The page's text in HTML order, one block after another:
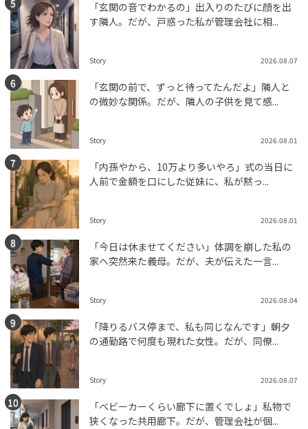
「玄関の音でわかるの」出入りのたびに顔を出
す隣人。だが、戸惑った私が管理会社に相...
Story 2026.08.07
「玄関の前で、ずっと待ってたんだよ」隣人と
の微妙な関係。だが、隣人の子供を見て感...
Story 2026.08.01
「内孫やから、10万より多いやろ」式の当日に
人前で金額を口にした従妹に、私が黙っ...
Story 2026.08.01
「今日は休ませてください」体調を崩した私の
家へ突然来た義母。だが、夫が伝えた一言...
Story 2026.08.04
「降りるバス停まで、私も同じなんです」朝夕
の通勤路で何度も現れた女性。だが、同僚...
Story 2026.08.07
「ベビーカーくらい廊下に置くでしょ」私物で
狭くなった共用廊下。だが、管理会社が個...